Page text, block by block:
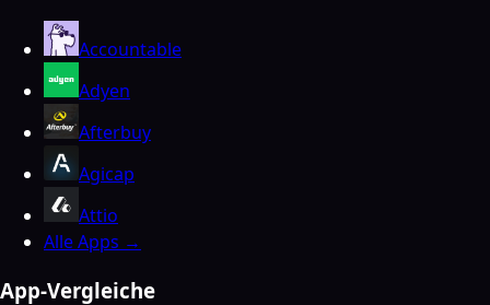
Accountable
Adyen
Afterbuy
Agicap
Attio
Alle Apps →
App-Vergleiche